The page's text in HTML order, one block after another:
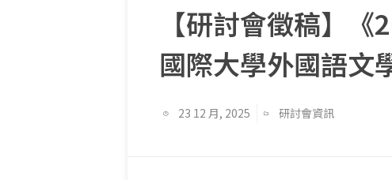
【研討會徵稿】
國際大學外國語文
23 12 月, 2025 研討會資訊